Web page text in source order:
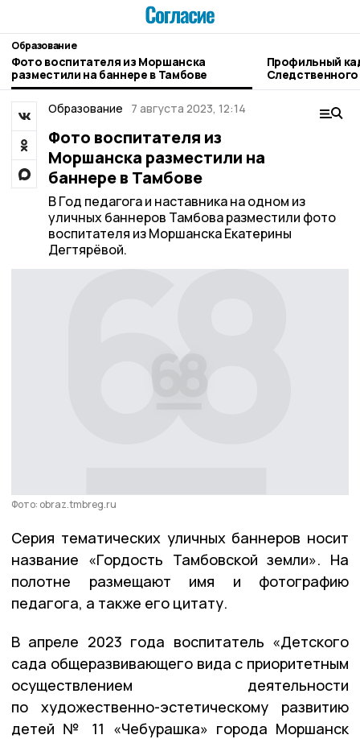
Образование
Фото воспитателя из Моршанска
разместили на баннере в Тамбове
Профильный
открывается в
Образование
7 августа 2023, 12:14
Фото воспитателя из
Моршанска разместили на
баннере в Тамбове
В Год педагога и наставника на одном из
уличных баннеров Тамбова разместили фото
воспитателя из Моршанска Екатерины
Дегтярёвой.
Фото: obraz.tmbreg.ru
Серия тематических уличных баннеров носит
название «Гордость Тамбовской земли». На
полотне размещают имя и фотографию
педагога, а также его цитату.
В апреле 2023 года воспитатель «Детского
сада общеразвивающего вида с приоритетным
осуществлением деятельности
по художественно-эстетическому развитию
детей № 11 «Чебурашка» города Моршанск